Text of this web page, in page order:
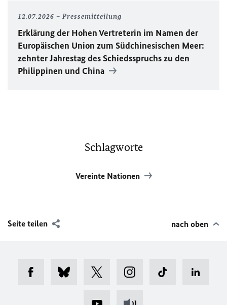
12.07.2026 Pressemitteilung
Erklärung der Hohen Vertreterin im Namen der
Europäischen Union zum Südchinesischen Meer:
zehnter Jahrestag des Schiedsspruchs zu den
Philippinen und China
Schlagworte
Vereinte Nationen
Seite teilen nach oben